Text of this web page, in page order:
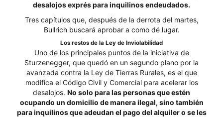
desalojos exprés para inquilinos endeudados.
Tres capítulos que, después de la derrota del martes,
Bullrich buscará aprobar a como dé lugar.
Los restos de la Ley de Inviolabilidad
Uno de los principales puntos de la iniciativa de
Sturzenegger, que quedó en un segundo plano por la
avanzada contra la Ley de Tierras Rurales, es el que
modifica el Código Civil y Comercial para acelerar los
desalojos. No solo para las personas que estén
ocupando un domicilio de manera ilegal, sino también
para inquilinos que adeudan el pago del alquiler o se les